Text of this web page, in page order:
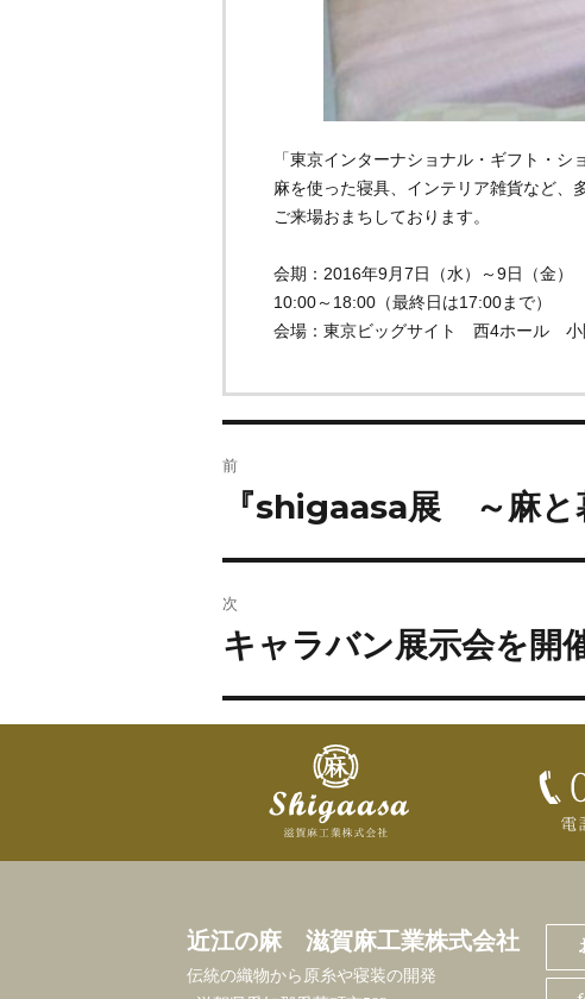
「東京インターナショナル・ギフト・シ
麻を使った寝具、インテリア雑貨など、
ご来場おまちしております。
会期：2016年9月7日（水）～9日（金）
10:00～18:00（最終日は17:00まで）
会場：東京ビッグサイト 西4ホール 小
前
『shigaasa展 ～麻と
次
キャラバン展示会を開
近江の麻 滋賀麻工業株式会社
伝統の織物から原糸や寝装の開発